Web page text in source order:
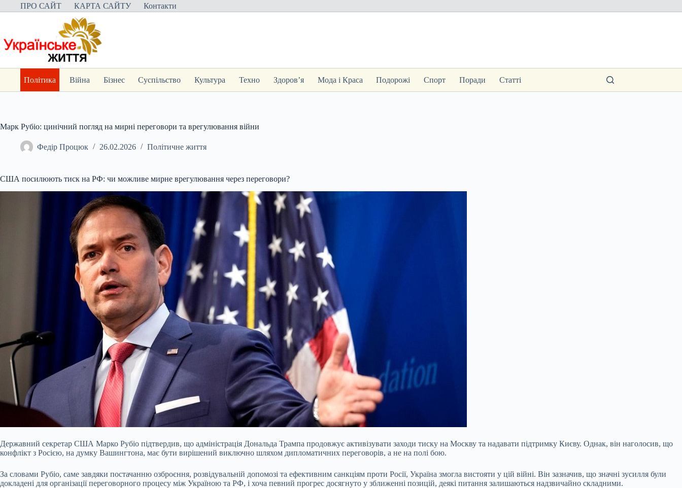
Перейти
до
ПРО САЙТ КАРТА САЙТУ Контакти
Політика Війна Бізнес Суспільство Культура Техно Здоров’я Мода і Краса Подорожі Спорт Поради Статті
Марк Рубіо: цинічний погляд на мирні переговори та врегулювання війни
Федір Процюк 26.02.2026 Політичне життя
США посилюють тиск на РФ: чи можливе мирне врегулювання через переговори?
Державний секретар США Марко Рубіо підтвердив, що адміністрація Дональда Трампа продовжує активізувати заходи тиску на Москву та надавати підтримку Києву. Однак, він наголосив, що
конфлікт з Росією, на думку Вашингтона, має бути вирішений виключно шляхом дипломатичних переговорів, а не на полі бою.
За словами Рубіо, саме завдяки постачанню озброєння, розвідувальній допомозі та ефективним санкціям проти Росії, Україна змогла вистояти у цій війні. Він зазначив, що значні зусилля були
докладені для організації переговорного процесу між Україною та РФ, і хоча певний прогрес досягнуто у зближенні позицій, деякі питання залишаються надзвичайно складними.